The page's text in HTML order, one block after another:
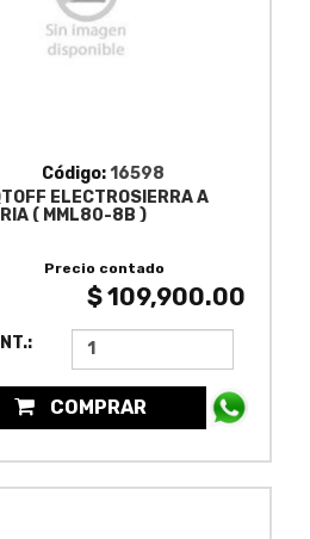
Código:16598
ELECTROSIERRA A
( MML80-8B )
Precio contado
$ 109,900.00
COMPRAR